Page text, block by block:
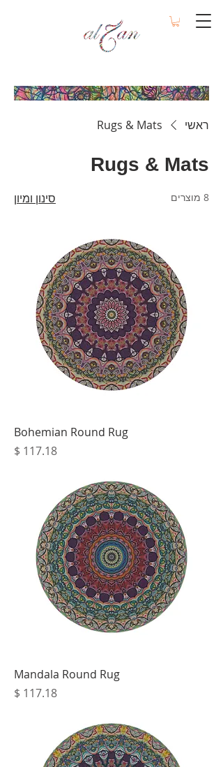
ראשי Rugs & Mats
Rugs & Mats
8 מוצרים סינון ומיון
Bohemian Round Rug
מחיר
Mandala Round Rug
מחיר